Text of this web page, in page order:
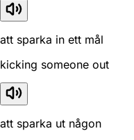
att sparka in ett mål
kicking someone out
att sparka ut någon